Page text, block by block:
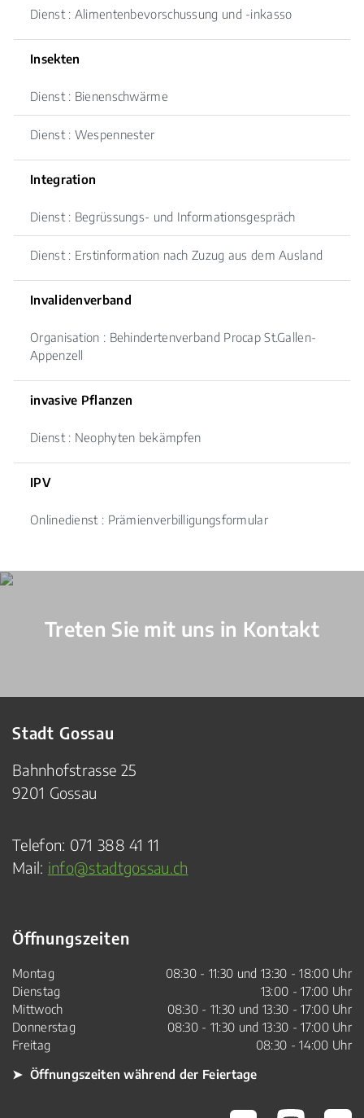
Dienst : Alimentenbevorschussung und -inkasso
Insekten
Dienst : Bienenschwärme
Dienst : Wespennester
Integration
Dienst : Begrüssungs- und Informationsgespräch
Dienst : Erstinformation nach Zuzug aus dem Ausland
Invalidenverband
Organisation : Behindertenverband Procap St.Gallen-
Appenzell
invasive Pflanzen
Dienst : Neophyten bekämpfen
IPV
Onlinedienst : Prämienverbilligungsformular
Verschiedene Informationen
Treten Sie mit uns in Kontakt
Stadt Gossau
Bahnhofstrasse 25
9201 Gossau
Telefon: 071 388 41 11
Mail: info@stadtgossau.ch
Öffnungszeiten
Montag
08:30 - 11:30 und 13:30 - 18:00 Uhr
Dienstag
13:00 - 17:00 Uhr
Mittwoch
08:30 - 11:30 und 13:30 - 17:00 Uhr
Donnerstag
08:30 - 11:30 und 13:30 - 17:00 Uhr
Freitag
08:30 - 14:00 Uhr
➤ Öffnungszeiten während der Feiertage